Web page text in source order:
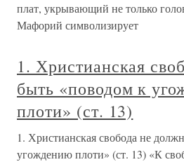
плат, укрывающий не только
Мафорий символизирует
1. Христианская
быть «поводом к
плоти» (ст. 13)
1. Христианская свобода не
угождению плоти» (ст. 13) «К